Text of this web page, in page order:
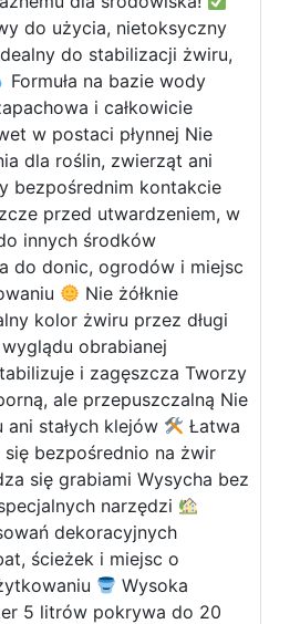
do użycia, nietoksyczny
do stabilizacji żwiru,
Formuła na bazie wody
i całkowicie
w postaci płynnej Nie
dla roślin, zwierząt ani
bezpośrednim kontakcie
przed utwardzeniem, w
innych środków
do donic, ogrodów i miejsc
Nie żółknie
kolor żwiru przez długi
obrabianej
i zagęszcza Tworzy
ale przepuszczalną Nie
stałych klejów
Łatwa
bezpośrednio na żwir
się grabiami Wysycha bez
narzędzi
dekoracyjnych
ścieżek i miejsc o
Wysoka
5 litrów pokrywa do 20